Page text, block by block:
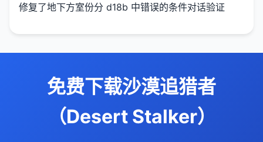
修复了地下方室份分 d18b 中错误的条件对话验证
免费下载沙漠追猎者
（Desert Stalker）